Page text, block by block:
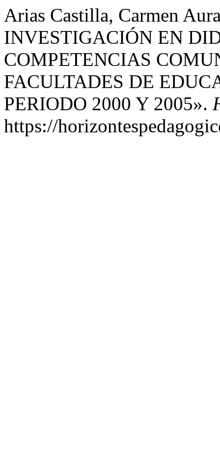
Arias Castilla, Carmen
INVESTIGACIÓN EN
COMPETENCIAS
FACULTADES DE
PERIODO 2000 Y 2005».
https://